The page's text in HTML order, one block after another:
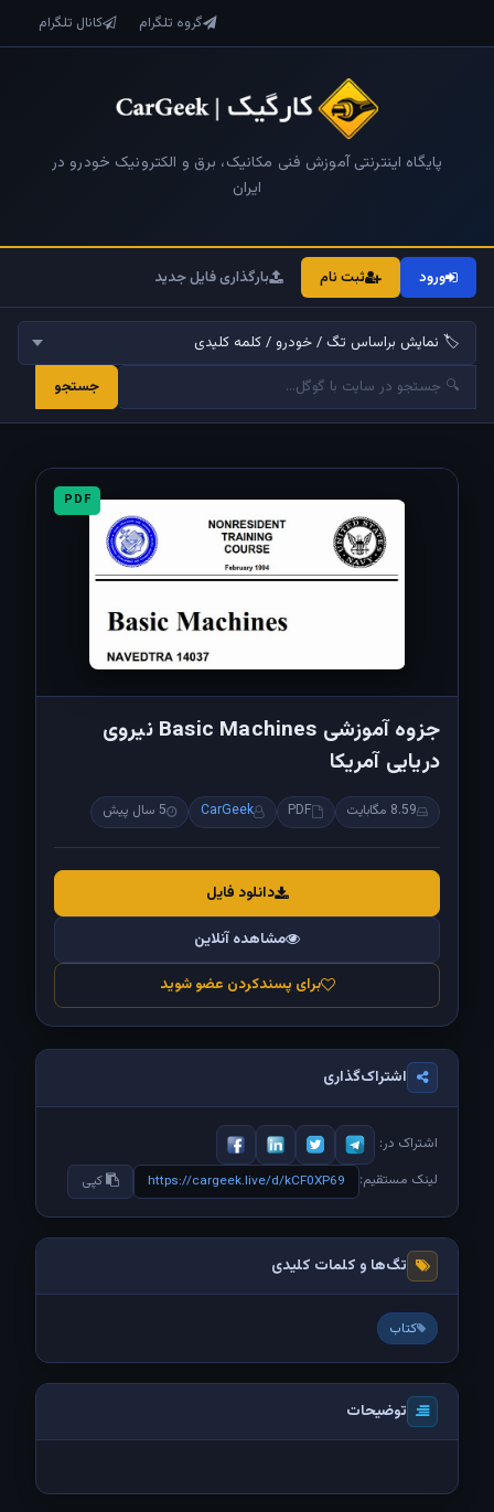
گروه تلگرام کانال تلگرام
پایگاه اینترنتی آموزش فنی مکانیک، برق و الکترونیک خودرو در
ایران
ورود ثبت نام بارگذاری فایل جدید
جستجو
PDF
جزوه آموزشی Basic Machines نیروی
دریایی آمریکا
8.59 مگابایت PDF
CarGeek 5 سال پیش
دانلود فایل
مشاهده آنلاین
برای پسندکردن عضو شوید
اشتراک‌گذاری
اشتراک در:
لینک مستقیم: https://cargeek.live/d/kCF0XP69 کپی
تگ‌ها و کلمات کلیدی
کتاب
توضیحات